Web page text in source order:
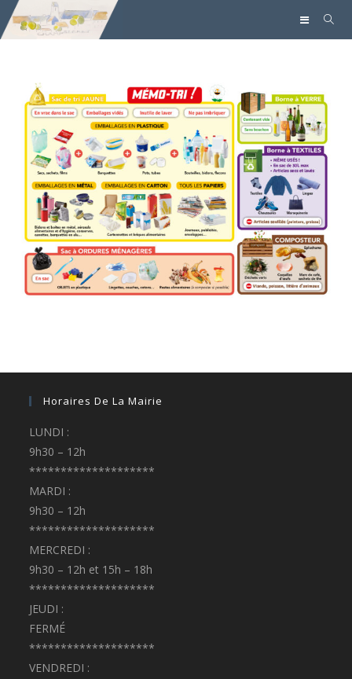
Horaires De La Mairie
LUNDI :
9h30 – 12h
********************
MARDI :
9h30 – 12h
********************
MERCREDI :
9h30 – 12h et 15h – 18h
********************
JEUDI :
FERMÉ
********************
VENDREDI :